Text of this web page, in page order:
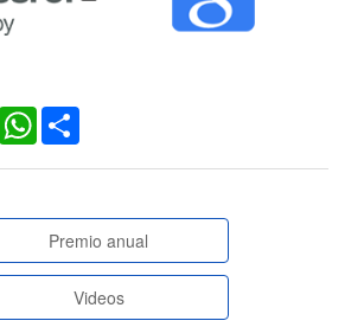
Email WhatsApp
Premio anual
Videos